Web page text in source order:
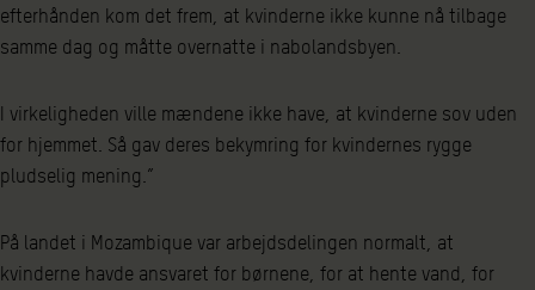
efterhånden kom det frem, at kvinderne ikke kunne nå tilbage
samme dag og måtte overnatte i nabolandsbyen.
I virkeligheden ville mændene ikke have, at kvinderne sov uden
for hjemmet. Så gav deres bekymring for kvindernes rygge
pludselig mening.”
På landet i Mozambique var arbejdsdelingen normalt, at
kvinderne havde ansvaret for børnene, for at hente vand, for